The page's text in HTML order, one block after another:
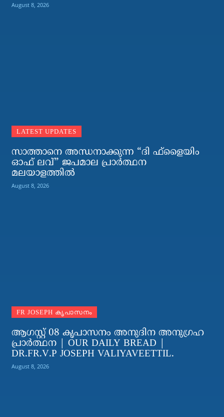
August 8, 2026
LATEST UPDATES
സാത്താനെ അന്ധനാക്കുന്ന “ദി ഫ്‌ളൈയിം
ഓഫ് ലവ്” ജപമാല പ്രാർത്ഥന
മലയാളത്തിൽ
August 8, 2026
FR JOSEPH കൃപാസനം
ആഗസ്റ്റ് 08 കൃപാസനം അനുദിന അനുഗ്രഹ
പ്രാർത്ഥന | OUR DAILY BREAD |
DR.FR.V.P JOSEPH VALIYAVEETTIL.
August 8, 2026